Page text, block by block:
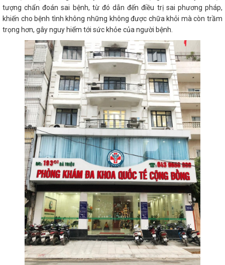
tượng chẩn đoán sai bệnh, từ đó dẫn đến điều trị sai phương pháp,
khiến cho bệnh tình không những không được chữa khỏi mà còn trầm
trọng hơn, gây nguy hiểm tới sức khỏe của người bệnh.